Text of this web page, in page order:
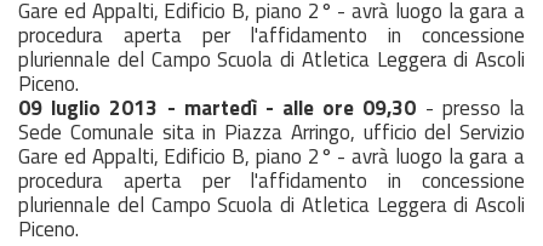
Gare ed Appalti, Edificio B, piano 2° - avrà luogo la gara a
procedura aperta per l'affidamento in concessione
pluriennale del Campo Scuola di Atletica Leggera di Ascoli
Piceno.
09 luglio 2013 - martedì - alle ore 09,30 - presso la
Sede Comunale sita in Piazza Arringo, ufficio del Servizio
Gare ed Appalti, Edificio B, piano 2° - avrà luogo la gara a
procedura aperta per l'affidamento in concessione
pluriennale del Campo Scuola di Atletica Leggera di Ascoli
Piceno.